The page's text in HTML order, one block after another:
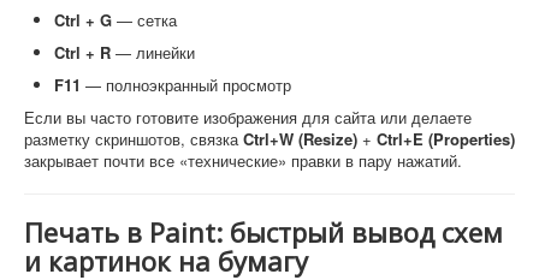
Ctrl + G — сетка
Ctrl + R — линейки
F11 — полноэкранный просмотр
Если вы часто готовите изображения для сайта или делаете
разметку скриншотов, связка Ctrl+W (Resize) + Ctrl+E (Properties)
закрывает почти все «технические» правки в пару нажатий.
Печать в Paint: быстрый вывод схем
и картинок на бумагу